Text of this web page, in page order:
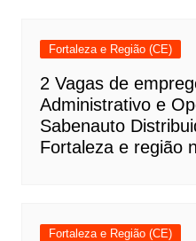
Fortaleza e Região (CE)
2 Vagas de
Administrativo e
Sabenauto
Fortaleza e região
Fortaleza e Região (CE)